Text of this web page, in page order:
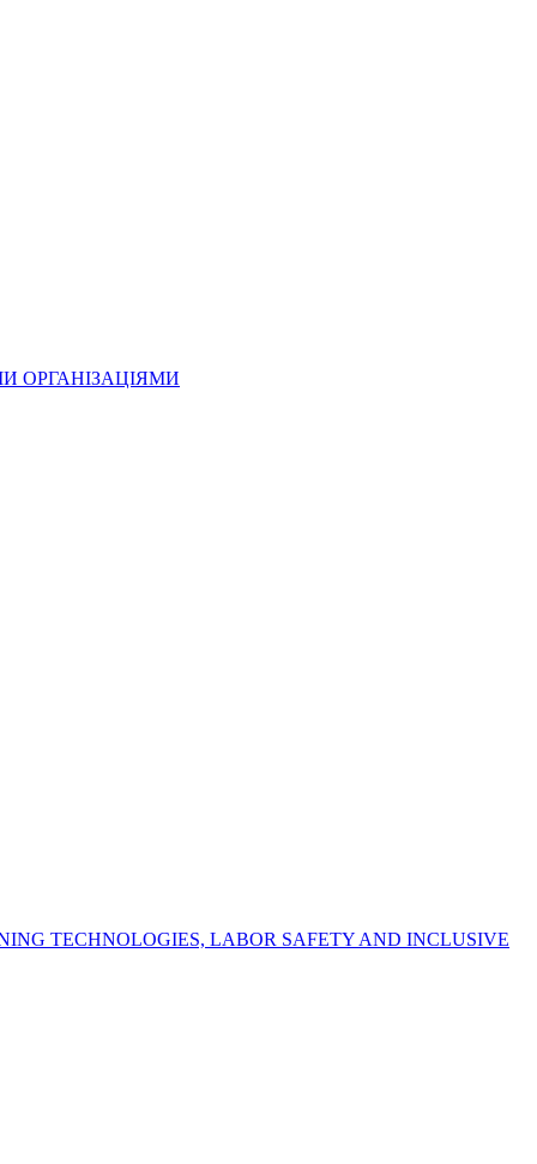
ОРГАНІЗАЦІЯМИ
LABOR SAFETY AND INCLUSIVE